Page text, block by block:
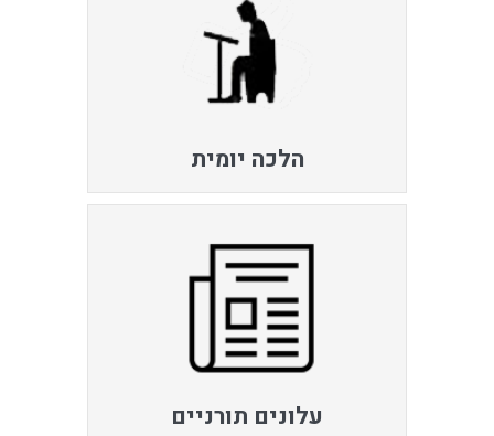
הלכה יומית
עלונים תורניים